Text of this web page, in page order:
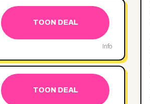
TOON DEAL
Info
TOON DEAL